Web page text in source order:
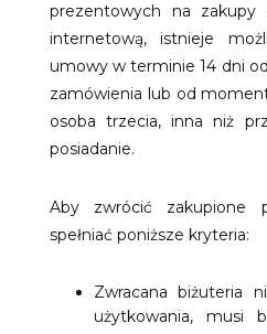
prezentowych na
internetową, istnieje
umowy w terminie 14 dni
zamówienia lub od
osoba trzecia, inna niż
posiadanie.
Aby zwrócić zakupione
spełniać poniższe kryteria:
Zwracana biżuteria
użytkowania, musi